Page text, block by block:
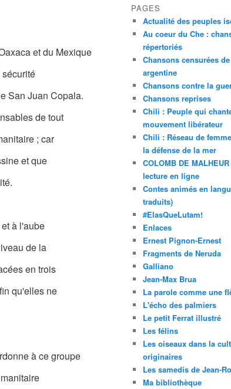
et du Mexique
San Juan Copala.
de tout
; car
et que
à l'aube
de la
en trois
qu'elles ne
à ce groupe
PAGES
Actualité des peuples
Au coeur du Che :
répertoriés
Chansons censurées
argentine
Chansons contre la
Chansons reprises
Chili : Peuple qui
mouvement libérateur
Chili : Réseau de
la défense de la mer
COLOMB DE
lecture en ligne
Contes animés en
traduits)
#ElasQueLutam!
Enlaces
Ernest Pignon-Ernest
Fragments de Neruda
Galliano
Jean-Max Brua
La parole comme une
L'écho des palmiers
Le petit Ferrat illustré
Les félins
Les oiseaux dans la
originaires
Les samedis de Jean-
Ma bibliothèque